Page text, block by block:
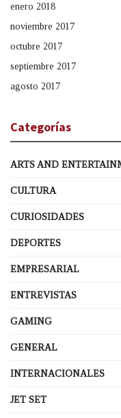
enero 2018
noviembre 2017
octubre 2017
septiembre 2017
agosto 2017
Categorías
ARTS AND
CULTURA
CURIOSIDADES
DEPORTES
EMPRESARIAL
ENTREVISTAS
GAMING
GENERAL
INTERNACIONALES
JET SET